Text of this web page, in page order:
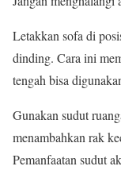
Letakkan sofa di
dinding. Cara ini
tengah bisa
Gunakan sudut
menambahkan rak
Pemanfaatan sudut